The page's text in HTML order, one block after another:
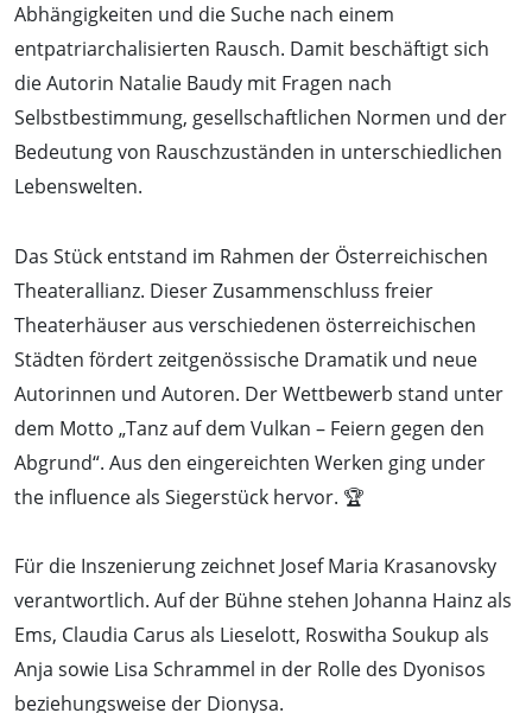
Abhängigkeiten und die Suche nach einem
entpatriarchalisierten Rausch. Damit beschäftigt sich
die Autorin Natalie Baudy mit Fragen nach
Selbstbestimmung, gesellschaftlichen Normen und der
Bedeutung von Rauschzuständen in unterschiedlichen
Lebenswelten.
Das Stück entstand im Rahmen der Österreichischen
Theaterallianz. Dieser Zusammenschluss freier
Theaterhäuser aus verschiedenen österreichischen
Städten fördert zeitgenössische Dramatik und neue
Autorinnen und Autoren. Der Wettbewerb stand unter
dem Motto „Tanz auf dem Vulkan – Feiern gegen den
Abgrund“. Aus den eingereichten Werken ging under
the influence als Siegerstück hervor. 🏆
Für die Inszenierung zeichnet Josef Maria Krasanovsky
verantwortlich. Auf der Bühne stehen Johanna Hainz als
Ems, Claudia Carus als Lieselott, Roswitha Soukup als
Anja sowie Lisa Schrammel in der Rolle des Dyonisos
beziehungsweise der Dionysa.